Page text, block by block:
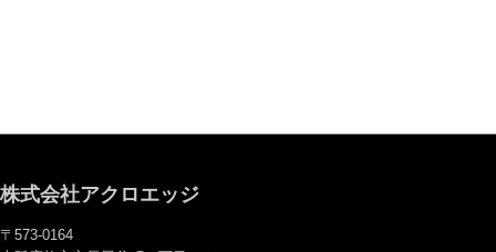
株式会社アクロエッジ
〒573-0164